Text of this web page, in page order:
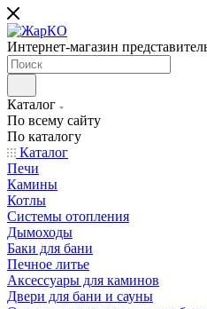
Интернет-магазин
Каталог
По всему сайту
По каталогу
Каталог
Печи
Камины
Котлы
Системы отопления
Дымоходы
Баки для бани
Печное литье
Аксессуары для каминов
Двери для бани и сауны